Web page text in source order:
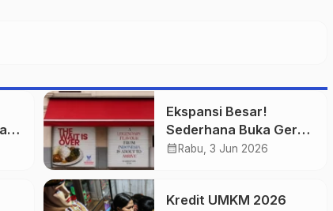
Ekspansi Besar!
Sederhana Buka Gerai
Perdana di Singapura
calendar_monthRabu, 3 Jun 2026
Kredit UMKM 2026